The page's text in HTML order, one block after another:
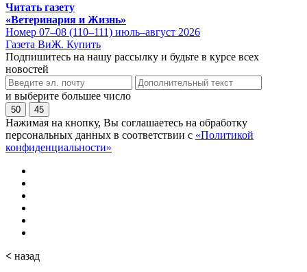
Читать газету
«Ветеринария и Жизнь»
Номер 07–08 (110–111) июль–август 2026
Газета ВиЖ. Купить
Подпишитесь на нашу рассылку и будьте в курсе всех
новостей
и выберите большее число
50 45
Нажимая на кнопку, Вы соглашаетесь на обработку
персональных данных в соответствии с «Политикой
конфиденциальности»
< назад